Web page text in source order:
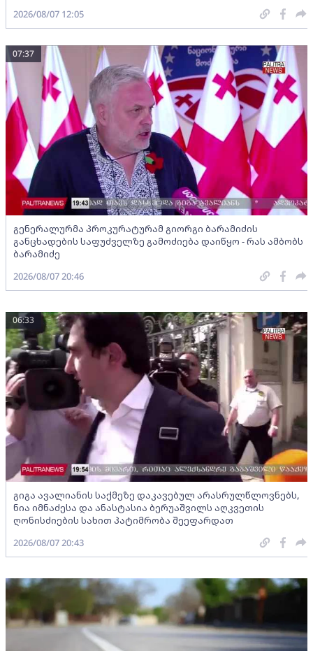
2026/08/07 12:05
გენერალურმა პროკურატურამ გიორგი ბარამიძის
განცხადების საფუძველზე გამოძიება დაიწყო - რას ამბობს
ბარამიძე
07:37
2026/08/07 20:46
გიგა ავალიანის საქმეზე დაკავებულ არასრულწლოვნებს,
ნია იმნაძესა და ანასტასია ბერუაშვილს აღკვეთის
ღონისძიების სახით პატიმრობა შეეფარდათ
06:33
2026/08/07 20:43